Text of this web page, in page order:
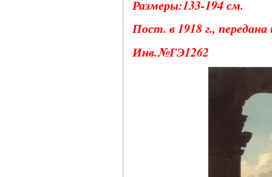
Размеры:133-194 см.
Пост. в 1918 г., передана
Инв.№ГЭ1262